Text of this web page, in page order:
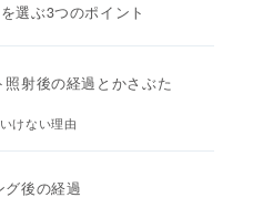
選ぶ3つのポイント
射後の経過とかさぶた
けない理由
グ後の経過